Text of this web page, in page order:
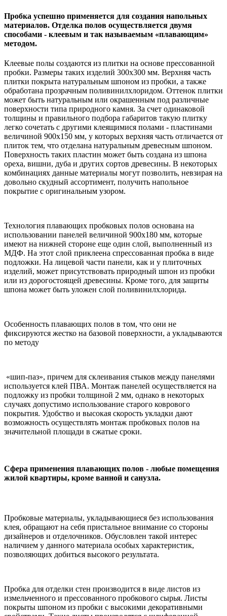
Пробка успешно применяется для создания напольных
материалов. Отделка полов осуществляется двумя
способами - клеевым и так называемым «плавающим»
методом.
Клеевые полы создаются из плитки на основе прессованной
пробки. Размеры таких изделий 300х300 мм. Верхняя часть
плитки покрыта натуральным шпоном из пробки, а также
обработана прозрачным поливинилхлоридом. Оттенок плитки
может быть натуральным или окрашенным под различные
поверхности типа природного камня. За счет одинаковой
толщины и правильного подбора габаритов такую плитку
легко сочетать с другими клеящимися полами - пластинами
величиной 900х150 мм, у которых верхняя часть отличается от
плиток тем, что отделана натуральным древесным шпоном.
Поверхность таких пластин может быть создана из шпона
ореха, вишни, дуба и других сортов древесины. В некоторых
комбинациях данные материалы могут позволить, невзирая на
довольно скудный ассортимент, получить напольное
покрытие с оригинальным узором.
Технология плавающих пробковых полов основана на
использовании панелей величиной 900х180 мм, которые
имеют на нижней стороне еще один слой, выполненный из
МДФ. На этот слой приклеена спрессованная пробка в виде
подложки. На лицевой части панели, как и у плиточных
изделий, может присутствовать природный шпон из пробки
или из дорогостоящей древесины. Кроме того, для защиты
шпона может быть уложен слой поливинилхлорида.
Особенность плавающих полов в том, что они не
фиксируются жестко на базовой поверхности, а укладываются
по методу
«шип-паз», причем для склеивания стыков между панелями
используется клей ПВА. Монтаж панелей осуществляется на
подложку из пробки толщиной 2 мм, однако в некоторых
случаях допустимо использование старого коврового
покрытия. Удобство и высокая скорость укладки дают
возможность осуществлять монтаж пробковых полов на
значительной площади в сжатые сроки.
Сфера применения плавающих полов - любые помещения
жилой квартиры, кроме ванной и санузла.
Пробковые материалы, укладывающиеся без использования
клея, обращают на себя пристальное внимание со стороны
дизайнеров и отделочников. Обусловлен такой интерес
наличием у данного материала особых характеристик,
позволяющих добиться высокого результата.
Пробка для отделки стен производится в виде листов из
измельченного и прессованного пробкового сырья. Листы
покрыты шпоном из пробки с высокими декоративными